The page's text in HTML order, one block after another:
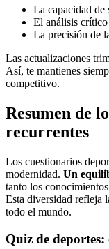
La capacidad
El análisis
La precisión de
Las actualizaciones
Así, te mantienes
competitivo.
Resumen de
recurrentes
Los cuestionarios
modernidad. Un
tanto los
Esta diversidad refleja
todo el mundo.
Quiz de